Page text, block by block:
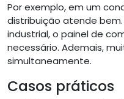
Por exemplo, em um
distribuição atende
industrial, o painel de
necessário. Ademais,
simultaneamente.
Casos práticos